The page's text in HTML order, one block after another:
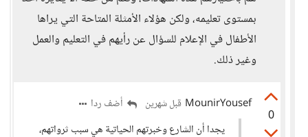
بمستوى تعليمه، ولكن هؤلاء الأمثلة المتاحة التي يراها
الأطفال في الإعلام للسؤال عن رأيهم في التعليم والعمل
وغير ذلك.
0
MounirYousef قبل شهرين
أضف ردا
يجدا أن الشارع وخبرتهم الحياتية هي سبب ثرواتهم،